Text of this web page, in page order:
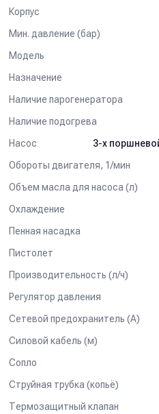
Корпус
Мин. давление (бар)
Модель
Назначение
Наличие парогенератора
Наличие подогрева
Насос
3-х
Обороты двигателя, 1/мин
Объем масла для насоса (л)
Охлаждение
Пенная насадка
Пистолет
Производительность (л/ч)
Регулятор давления
Сетевой предохранитель (А)
Силовой кабель (м)
Сопло
Струйная трубка (копьё)
Термозащитный клапан